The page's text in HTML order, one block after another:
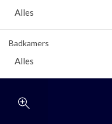
Alles
Badkamers
Alles